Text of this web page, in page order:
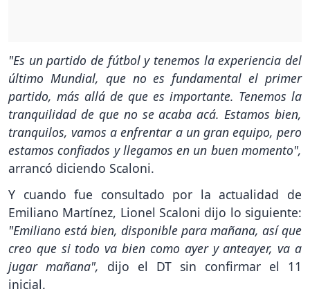
"Es un partido de fútbol y tenemos la experiencia del
último Mundial, que no es fundamental el primer
partido, más allá de que es importante. Tenemos la
tranquilidad de que no se acaba acá. Estamos bien,
tranquilos, vamos a enfrentar a un gran equipo, pero
estamos confiados y llegamos en un buen momento",
arrancó diciendo Scaloni.
Y cuando fue consultado por la actualidad de
Emiliano Martínez, Lionel Scaloni dijo lo siguiente:
"Emiliano está bien, disponible para mañana, así que
creo que si todo va bien como ayer y anteayer, va a
jugar mañana", dijo el DT sin confirmar el 11
inicial.